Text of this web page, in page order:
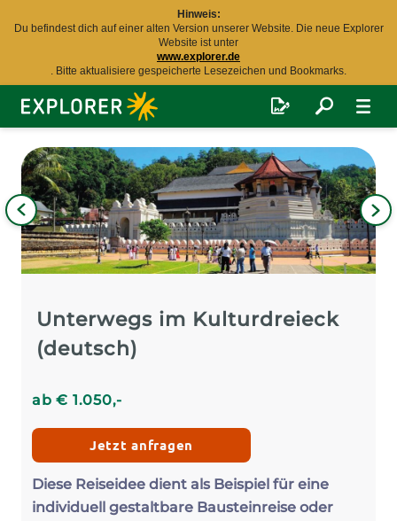
Hinweis:
Du befindest dich auf einer alten Version unserer Website. Die neue Explorer
Website ist unter
www.explorer.de
. Bitte aktualisiere gespeicherte Lesezeichen und Bookmarks.
Explorer
Fernreisen
Unterwegs im Kulturdreieck
(deutsch)
ab€ 1.050,-
Jetzt anfragen
Diese Reiseidee dient als Beispiel für eine
individuell gestaltbare Bausteinreise oder